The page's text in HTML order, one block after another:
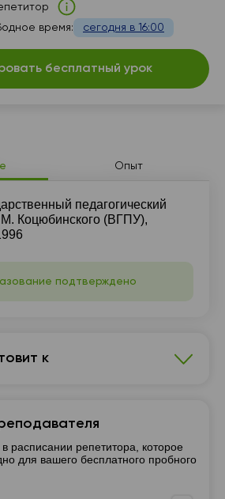
Опыт
педагогический
М. Коцюбинского (ВГПУ),
подтверждено
к
(ЗНО) 10 - 11-й класс
расписании репетитора, которое
для вашего бесплатного пробного
время:
сегодня в 16:00
бесплатный урок